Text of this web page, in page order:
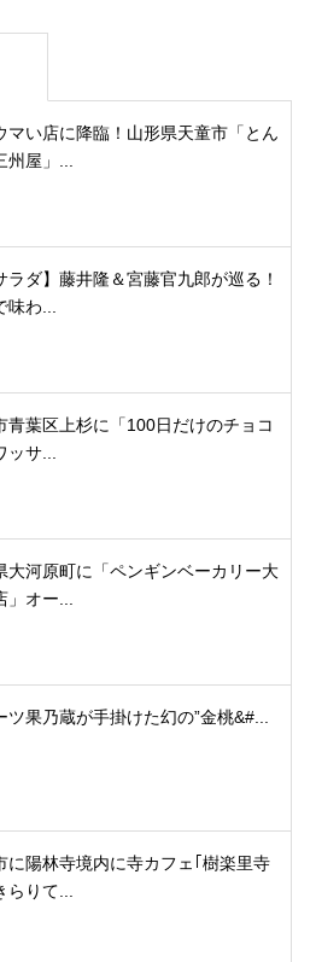
マい店に降臨！山形県天童市「とん
州屋」...
ラダ】藤井隆＆宮藤官九郎が巡る！
わ...
青葉区上杉に「100日だけのチョコ
ッサ...
大河原町に「ペンギンベーカリー大
」オー...
ツ果乃蔵が手掛けた幻の”金桃&#...
に陽林寺境内に寺カフェ｢樹楽里寺
らりて...